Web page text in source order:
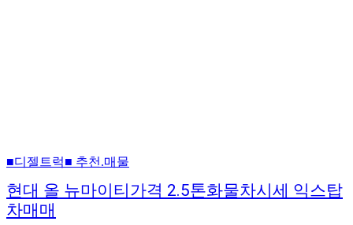
■디젤트럭■ 추천.매물
현대 올 뉴마이티가격 2.5톤화물차시세 익스탑
차매매